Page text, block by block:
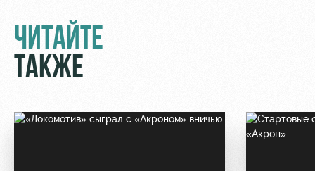
ЧИТАЙТЕ
ТАКЖЕ